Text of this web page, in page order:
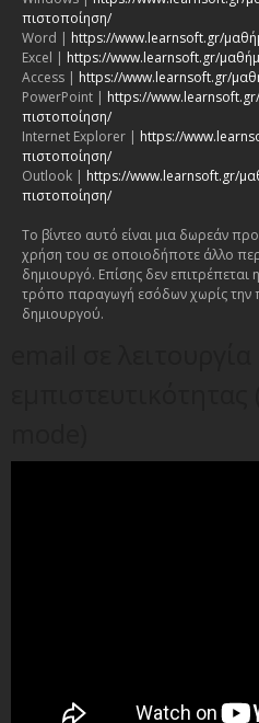
πιστοποίηση/
Word | https://www.learnsoft.gr/
Excel | https://www.learnsoft.gr/
Access | https://www.learnsoft.gr/
PowerPoint | https://
πιστοποίηση/
Internet Explorer | https://
πιστοποίηση/
Outlook | https://www.learnsoft.gr/
πιστοποίηση/
Το βίντεο αυτό είναι μια δωρεάν
χρήση του σε οποιοδήποτε άλλο
δημιουργό. Επίσης δεν
τρόπο παραγωγή εσόδων χωρίς την
δημιουργού.